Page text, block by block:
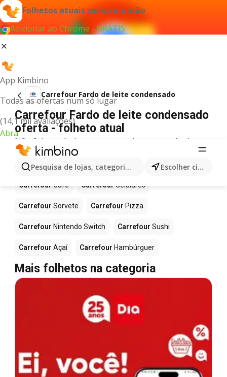
Folhetos atuais sempre à mão
Adicionar ao Chrome - GRÁTIS
App Kimbino
Todas as ofertas num só lugar
(14,1 mil avaliações)
Abra
Pesquisa de lojas, categorias,produtos... Escolher cidade
Carrefour Fardo de leite condensado
Carrefour Fardo de leite condensado
oferta - folheto atual
Não foi possível encontrar quaisquer resultados
para este termo.
Mais produtos em Carrefour
Carrefour Café Carrefour Celulares
Carrefour Sorvete Carrefour Pizza
Carrefour Nintendo Switch Carrefour Sushi
Carrefour Açaí Carrefour Hambúrguer
Mais folhetos na categoria